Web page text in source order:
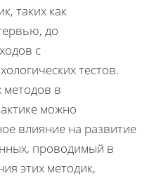
таких как
до
с
тестов.
методов в
можно
влияние на развитие
проводимый в
этих методик,